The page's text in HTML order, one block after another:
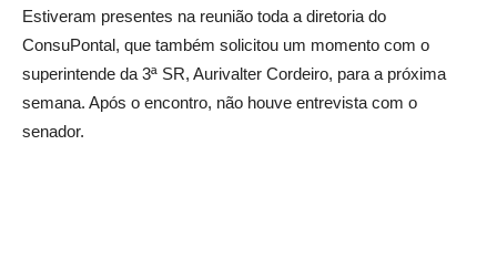
Estiveram presentes na reunião toda a diretoria do
ConsuPontal, que também solicitou um momento com o
superintende da 3ª SR, Aurivalter Cordeiro, para a próxima
semana. Após o encontro, não houve entrevista com o
senador.